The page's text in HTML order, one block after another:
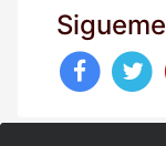
Sigueme